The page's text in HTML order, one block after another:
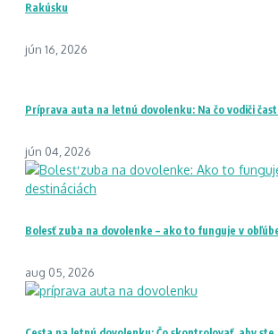
Rakúsku
jún 16, 2026
Príprava auta na letnú dovolenku: Na čo vodiči
jún 04, 2026
Bolesť zuba na dovolenke – ako to funguje v
aug 05, 2026